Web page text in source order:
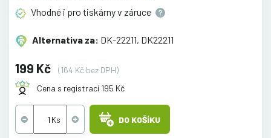
Vhodné i pro tiskárny v záruce
Alternativa za: DK-22211, DK22211
199 Kč
(164 Kč bez DPH)
Cena s registrací 195 Kč
DO KOŠÍKU